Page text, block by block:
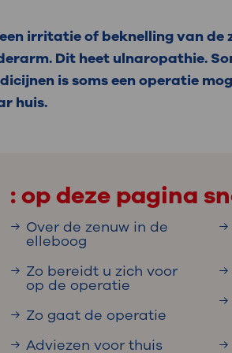
Uw
Werken
Contact
verder uit, zodat u zelf
u sneller helpen.
naar MijnOLVG
irritatie of beknelling van de
Dit heet ulnaropathie.
is soms een operatie
huis.
: op deze pagina
Over de zenuw in de
elleboog
Zo bereidt u zich voor
op de operatie
Zo gaat de operatie
Adviezen voor thuis